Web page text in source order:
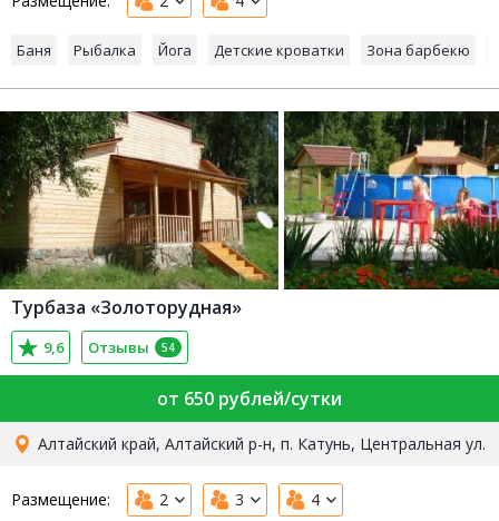
Баня Рыбалка Йога Детские кроватки Зона барбекю
Турбаза «Золоторудная»
9,6 Отзывы 54
от 650 рублей/сутки
Алтайский край, Алтайский р-н, п. Катунь, Центральная ул.
Размещение: 2 3 4